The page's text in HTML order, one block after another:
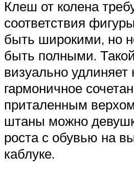
Клеш от колена
соответствия
быть широкими, но
быть полными.
визуально удлиняет
гармоничное
приталенным
штаны можно
роста с обувью на
каблуке.